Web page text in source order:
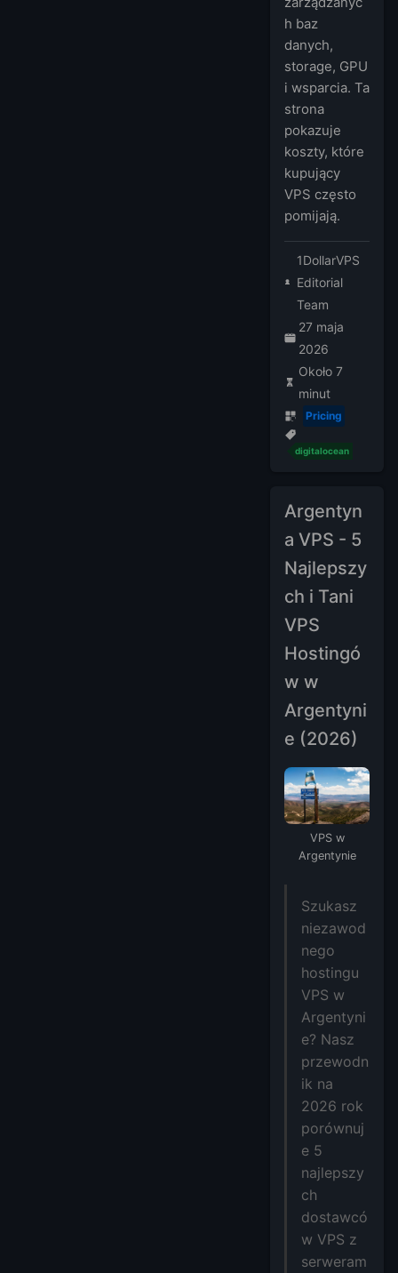
h baz
danych,
storage, GPU
i wsparcia. Ta
strona
pokazuje
koszty, które
kupujący
VPS często
pomijają.
1DollarVPS
Editorial
Team
27 maja
2026
Około 7
minut
Pricing
digitalocean
Argentyn
a VPS - 5
Najlepszy
ch i Tani
VPS
Hostingó
w w
Argentyni
e (2026)
VPS w
Argentynie
Szukasz
niezawod
nego
hostingu
VPS w
Argentyni
e? Nasz
przewodn
ik na
2026 rok
porównuj
e 5
najlepszy
ch
dostawcó
w VPS z
serweram